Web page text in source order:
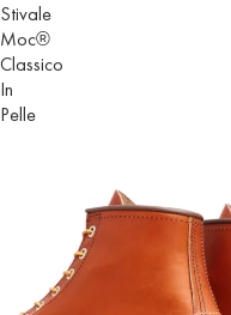
Stivale
Moc®
Classico
In
Pelle